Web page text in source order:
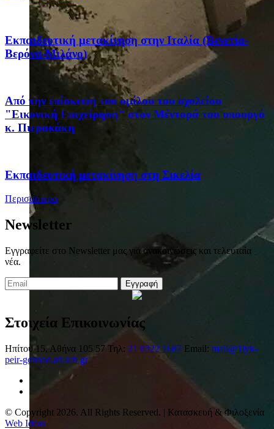
Eκπαιδευτική μετακίνηση στην Ιταλία (Βενετία-
Βερόνα-Μιλάνο)
Από την επίσκεψη του ομίλου του σχολείου
"Εικονική Επιχείρηση" στον Μέντορά του υπουργό
κ. Πιερακάκη
Eκπαιδευτική μετακίνηση στη Σικελία
Περισσότερα
Newsletter
Εγγραφείτε στο Newsletter μας για ανακοινώσεις και τελευταία
νέα.
Εγγραφή
Στοιχεία Επικοινωνίας
Ηπίτου 15, Αθήνα 105 57 Τηλ: 21 0322 1687 Email: mail@1lyk-
peir-gennad.att.sch.gr
© Copyright 2026. All Rights Reserved. | Κατασκευή & Φιλοξενία
Web Ideas